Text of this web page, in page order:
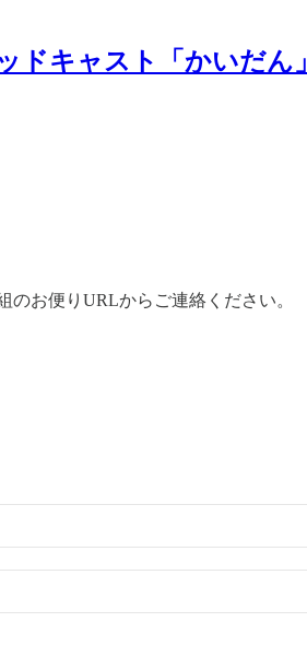
ドキャスト「かいだん」
のお便りURLからご連絡ください。